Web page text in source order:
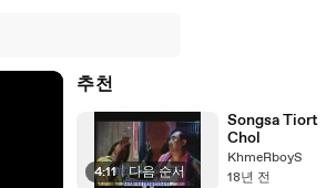
추천
4:11 | 다음 순서
Songsa Tiort
Chol
KhmeRboyS
18년 전